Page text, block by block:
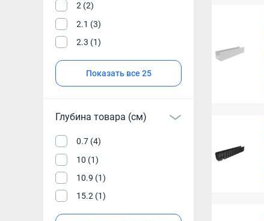
2 (2)
2.1 (3)
2.3 (1)
Показать все 25
Глубина товара (см)
0.7 (4)
10 (1)
10.9 (1)
15.2 (1)